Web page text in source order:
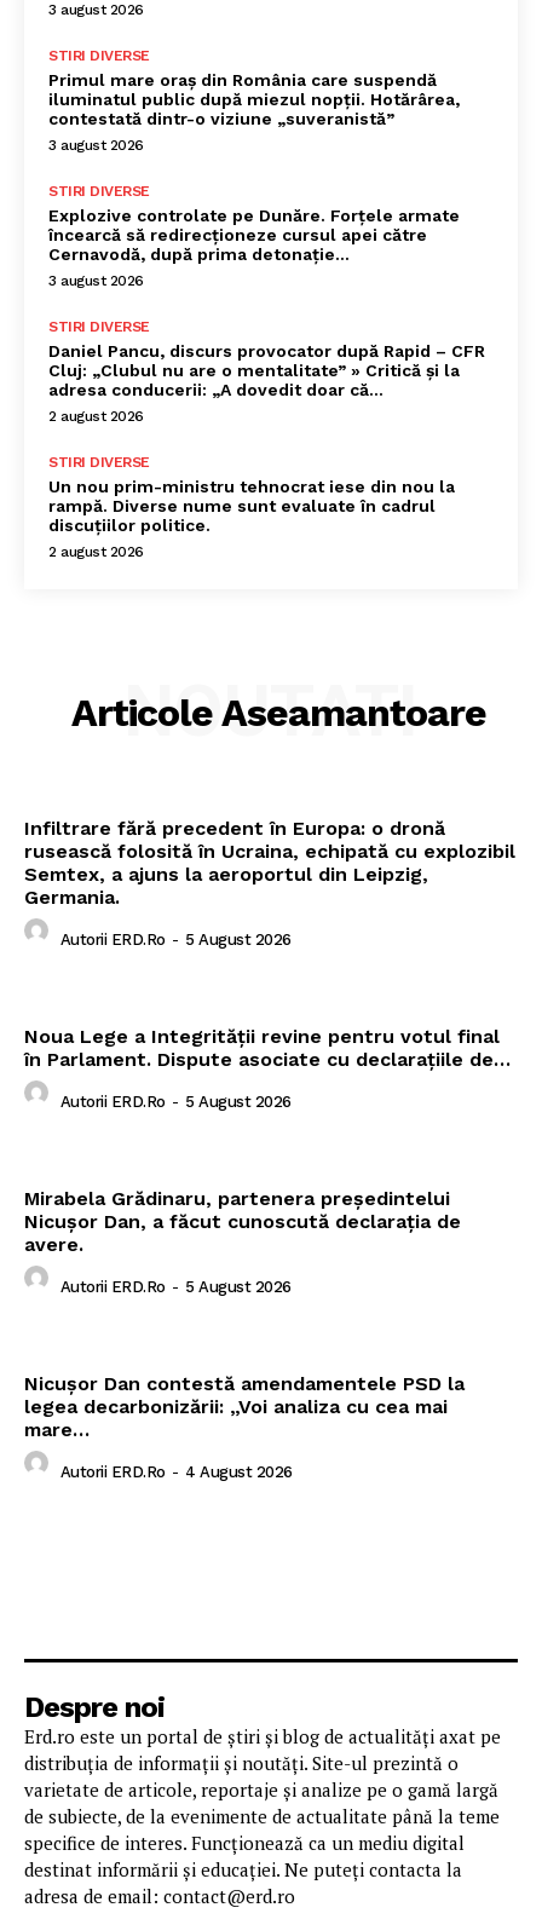
3 august 2026
STIRI DIVERSE
Primul mare oraș din România care suspendă
iluminatul public după miezul nopții. Hotărârea,
contestată dintr-o viziune „suveranistă”
3 august 2026
STIRI DIVERSE
Explozive controlate pe Dunăre. Forțele armate
încearcă să redirecționeze cursul apei către
Cernavodă, după prima detonație…
3 august 2026
STIRI DIVERSE
Daniel Pancu, discurs provocator după Rapid – CFR
Cluj: „Clubul nu are o mentalitate” » Critică și la
adresa conducerii: „A dovedit doar că...
2 august 2026
STIRI DIVERSE
Un nou prim-ministru tehnocrat iese din nou la
rampă. Diverse nume sunt evaluate în cadrul
discuțiilor politice.
2 august 2026
Articole Aseamantoare
NOUTATI
Infiltrare fără precedent în Europa: o dronă
rusească folosită în Ucraina, echipată cu explozibil
Semtex, a ajuns la aeroportul din Leipzig,
Germania.
Autorii ERD.ro - 5 August 2026
Noua Lege a Integrității revine pentru votul final
în Parlament. Dispute asociate cu declarațiile de…
Autorii ERD.ro - 5 August 2026
Mirabela Grădinaru, partenera președintelui
Nicușor Dan, a făcut cunoscută declarația de
avere.
Autorii ERD.ro - 5 August 2026
Nicușor Dan contestă amendamentele PSD la
legea decarbonizării: „Voi analiza cu cea mai
mare…
Autorii ERD.ro - 4 August 2026
Despre noi
Erd.ro este un portal de știri și blog de actualități axat pe
distribuția de informații și noutăți. Site-ul prezintă o
varietate de articole, reportaje și analize pe o gamă largă
de subiecte, de la evenimente de actualitate până la teme
specifice de interes. Funcționează ca un mediu digital
destinat informării și educației. Ne puteți contacta la
adresa de email: contact@erd.ro